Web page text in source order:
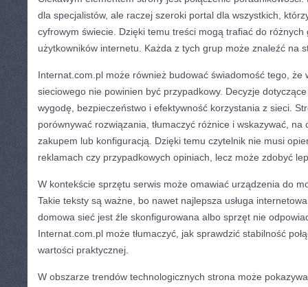
dla specjalistów, ale raczej szeroki portal dla wszystkich,
cyfrowym świecie. Dzięki temu treści mogą trafiać do
użytkowników internetu. Każda z tych grup może znaleźć na
Internat.com.pl może również budować świadomość tego, że
sieciowego nie powinien być przypadkowy. Decyzje
wygodę, bezpieczeństwo i efektywność korzystania z sieci.
porównywać rozwiązania, tłumaczyć różnice i wskazywać,
zakupem lub konfiguracją. Dzięki temu czytelnik nie musi
reklamach czy przypadkowych opiniach, lecz może zdobyć
W kontekście sprzętu serwis może omawiać urządzenia do
Takie teksty są ważne, bo nawet najlepsza usługa
domowa sieć jest źle skonfigurowana albo sprzęt nie
Internat.com.pl może tłumaczyć, jak sprawdzić stabilność
wartości praktycznej.
W obszarze trendów technologicznych strona może